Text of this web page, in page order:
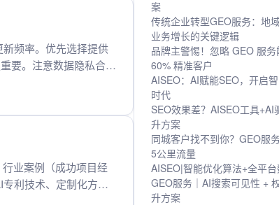
频率。优先选择提供
要。注意数据隐私合规
业务场景中的表现提
业案例（成功项目经
利技术、定制化方案
案
传统企业转型GEO服务：地
业务增长的关键逻辑
品牌主警惕！忽略 GEO 服
60% 精准客户
AISEO：AI赋能SEO，开启
时代
SEO效果差？AISEO工具+AI
升方案
同城客户找不到你？GEO服
5公里流量
AISEO|智能优化算法+全平
GEO服务｜AI搜索可见性 +
升方案